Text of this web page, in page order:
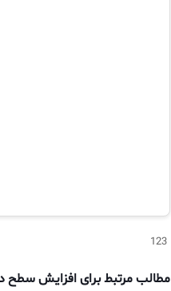
123
مطالب مرتبط برای افزایش سطح